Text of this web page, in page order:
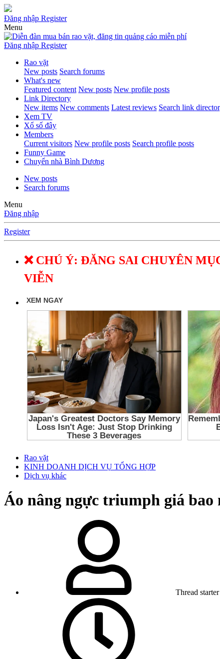
Đăng nhập Register
Menu
Đăng nhập Register
Rao vặt
New posts Search forums
What's new
Featured content New posts New profile posts
Link Directory
New items New comments Latest reviews Search link
Xem TV
Xổ số đây
Members
Current visitors New profile posts Search profile posts
Funny Game
Chuyển nhà Bình Dương
New posts
Search forums
Menu
Đăng nhập
Register
❌ CHÚ Ý: ĐĂNG SAI CHUYÊN
VIỄN
Rao vặt
KINH DOANH DỊCH VỤ TỔNG HỢP
Dịch vụ khác
Áo nâng ngực triumph giá bao
Thread starter